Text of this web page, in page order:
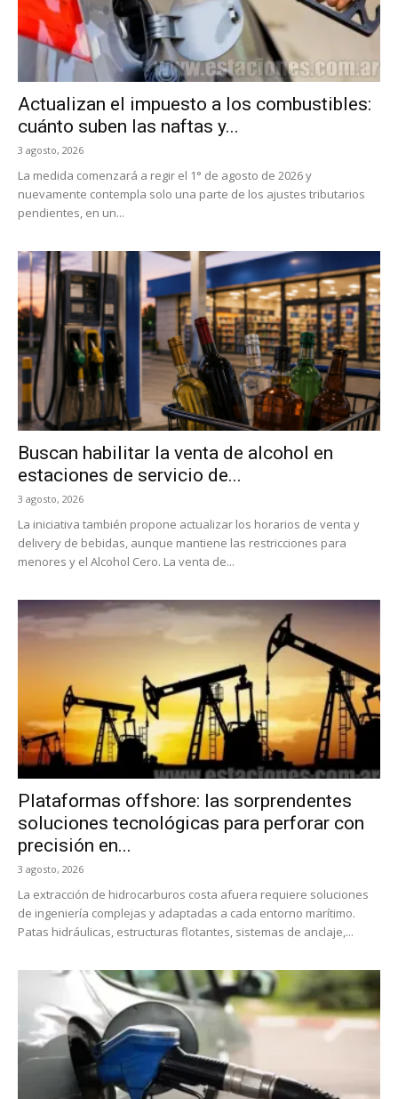
Actualizan el impuesto a los combustibles:
cuánto suben las naftas y...
3 agosto, 2026
La medida comenzará a regir el 1° de agosto de 2026 y
nuevamente contempla solo una parte de los ajustes tributarios
pendientes, en un...
Buscan habilitar la venta de alcohol en
estaciones de servicio de...
3 agosto, 2026
La iniciativa también propone actualizar los horarios de venta y
delivery de bebidas, aunque mantiene las restricciones para
menores y el Alcohol Cero. La venta de...
Plataformas offshore: las sorprendentes
soluciones tecnológicas para perforar con
precisión en...
3 agosto, 2026
La extracción de hidrocarburos costa afuera requiere soluciones
de ingeniería complejas y adaptadas a cada entorno marítimo.
Patas hidráulicas, estructuras flotantes, sistemas de anclaje,...